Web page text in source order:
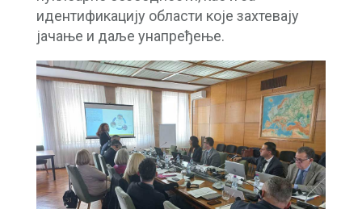
идентификацију области које захтевају
јачање и даље унапређење.